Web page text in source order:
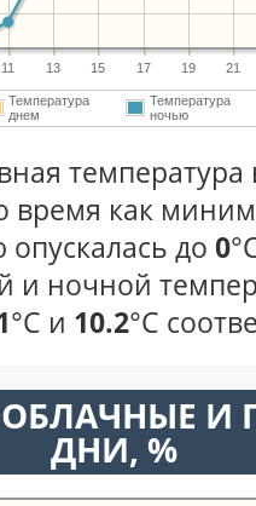
11 13 15 17 19 21
Температура
днем
Температура
ночью
температура
время как
до 0
и ночной
°С и 10.2°С
И
ДНИ, %